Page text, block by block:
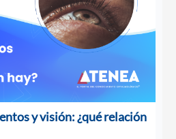
y visión: ¿qué relación